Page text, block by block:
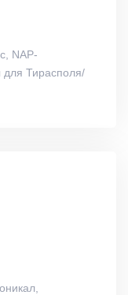
NAP-
для Тирасполя/